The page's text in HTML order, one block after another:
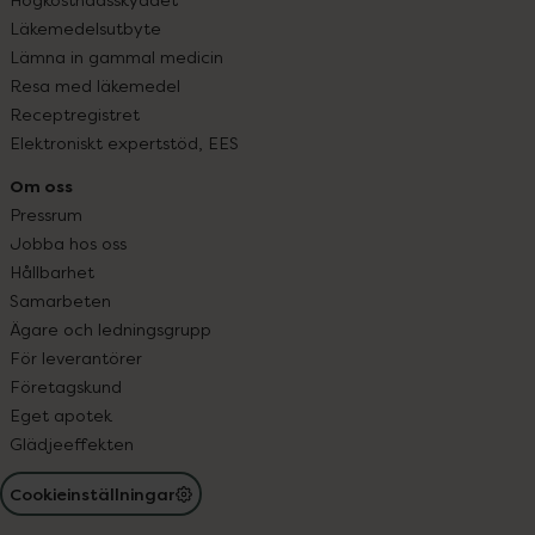
Läkemedelsutbyte
Lämna in gammal medicin
Resa med läkemedel
Receptregistret
Elektroniskt expertstöd, EES
Om oss
Pressrum
Jobba hos oss
Hållbarhet
Samarbeten
Ägare och ledningsgrupp
För leverantörer
Företagskund
Eget apotek
Glädjeeffekten
Cookieinställningar